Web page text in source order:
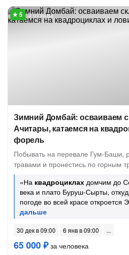
3 отзыва
Зимний Домбай: осваиваем
Ачитары, катаемся на
форель
Побывать на перевале Гум-Баши,
травами и пронестись по горным
«На квадроциклах домчим до
века и плато Буруш-Сырты,
погоде во всей красе откроется
30 дек в 09:00 6 янв в 09:00
65 000 ₽за человека